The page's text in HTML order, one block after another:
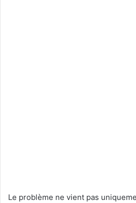
Le problème ne vient pas